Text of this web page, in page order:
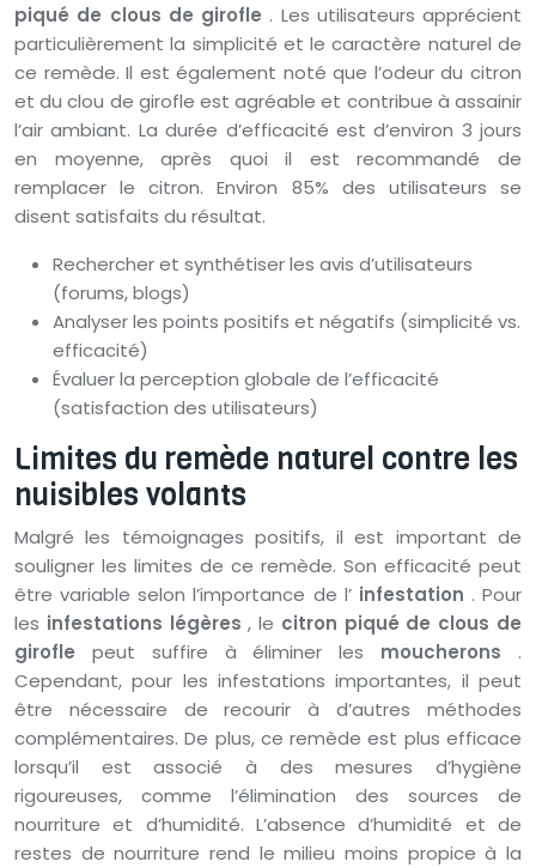
piqué de clous de girofle . Les utilisateurs apprécient
particulièrement la simplicité et le caractère naturel de
ce remède. Il est également noté que l’odeur du citron
et du clou de girofle est agréable et contribue à assainir
l’air ambiant. La durée d’efficacité est d’environ 3 jours
en moyenne, après quoi il est recommandé de
remplacer le citron. Environ 85% des utilisateurs se
disent satisfaits du résultat.
Rechercher et synthétiser les avis d’utilisateurs
(forums, blogs)
Analyser les points positifs et négatifs (simplicité vs.
efficacité)
Évaluer la perception globale de l’efficacité
(satisfaction des utilisateurs)
Limites du remède naturel contre les
nuisibles volants
Malgré les témoignages positifs, il est important de
souligner les limites de ce remède. Son efficacité peut
être variable selon l’importance de l’ infestation . Pour
les infestations légères, le citron piqué de clous de
girofle peut suffire à éliminer les moucherons .
Cependant, pour les infestations importantes, il peut
être nécessaire de recourir à d’autres méthodes
complémentaires. De plus, ce remède est plus efficace
lorsqu’il est associé à des mesures d’hygiène
rigoureuses, comme l’élimination des sources de
nourriture et d’humidité. L’absence d’humidité et de
restes de nourriture rend le milieu moins propice à la